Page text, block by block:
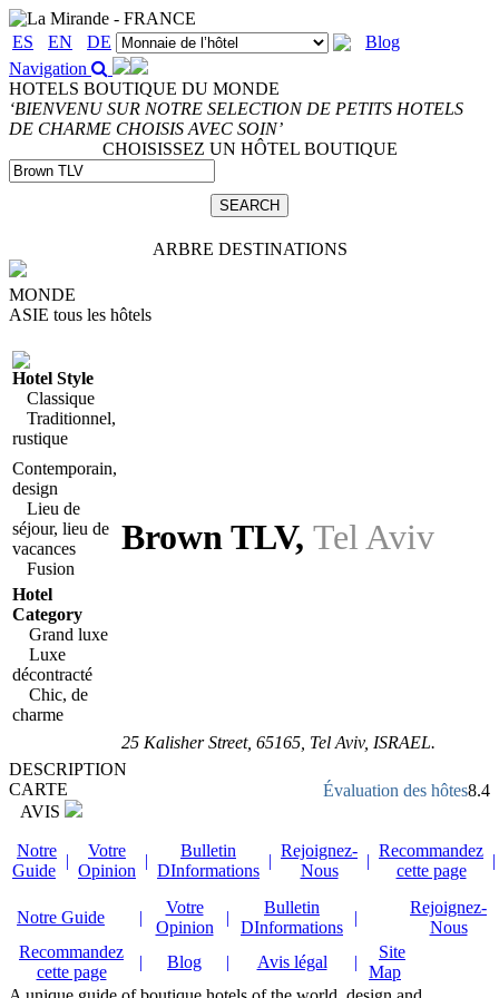
ES EN DE
Blog
Navigation
HOTELS BOUTIQUE DU MONDE
‘BIENVENU SUR NOTRE SELECTION DE PETITS HOTELS
DE CHARME CHOISIS AVEC SOIN’
CHOISISSEZ UN HÔTEL BOUTIQUE
ARBRE DESTINATIONS
MONDE
ASIE tous les hôtels
Hotel Style
Classique
Traditionnel,
rustique
Contemporain,
design
Lieu de
séjour, lieu de
vacances
Fusion
Hotel
Category
Grand luxe
Luxe
décontracté
Chic, de
charme
Brown TLV, Tel Aviv
25 Kalisher Street, 65165 , Tel Aviv, ISRAEL.
Évaluation des hôtes8.4
DESCRIPTION
CARTE
AVIS
Notre
Guide
|
Votre
Opinion
|
Bulletin
DInformations
|
Rejoignez-
Nous
|
Recommandez
cette page
|
Notre Guide |
Votre
Opinion
|
Bulletin
DInformations
|
Rejoignez-
Nous
Recommandez
cette page
| Blog | Avis légal |
Site
Map